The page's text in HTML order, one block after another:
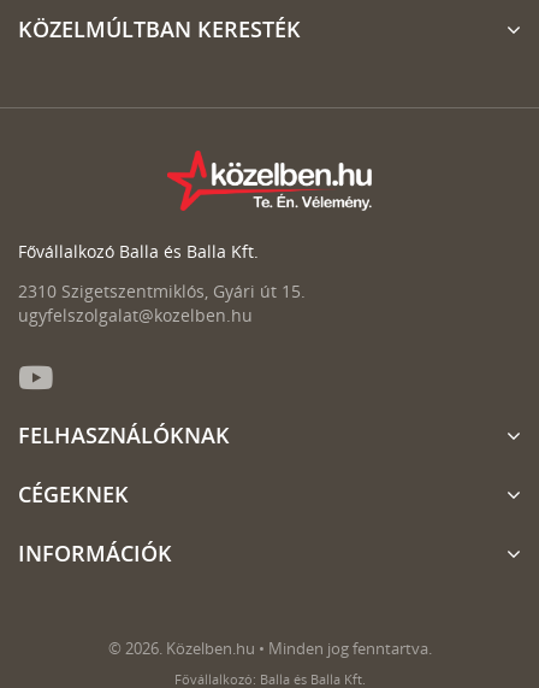
KÖZELMÚLTBAN KERESTÉK
Fővállalkozó Balla és Balla Kft.
2310 Szigetszentmiklós, Gyári út 15.
ugyfelszolgalat@kozelben.hu
FELHASZNÁLÓKNAK
CÉGEKNEK
INFORMÁCIÓK
© 2026. Közelben.hu • Minden jog fenntartva.
Fővállalkozó: Balla és Balla Kft.